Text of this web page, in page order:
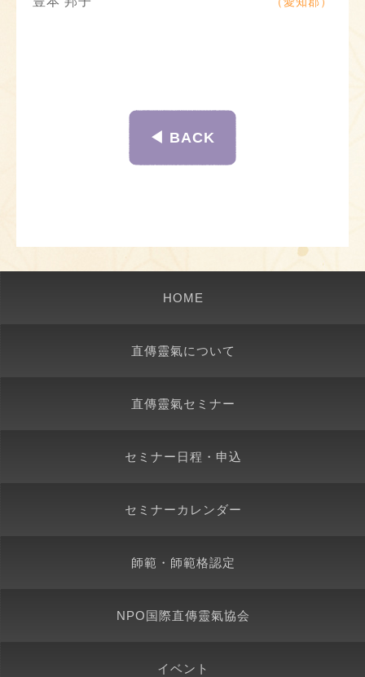
◀︎ BACK
HOME
直傳靈氣について
直傳靈氣セミナー
セミナー日程・申込
セミナーカレンダー
師範・師範格認定
NPO国際直傳靈氣協会
イベント